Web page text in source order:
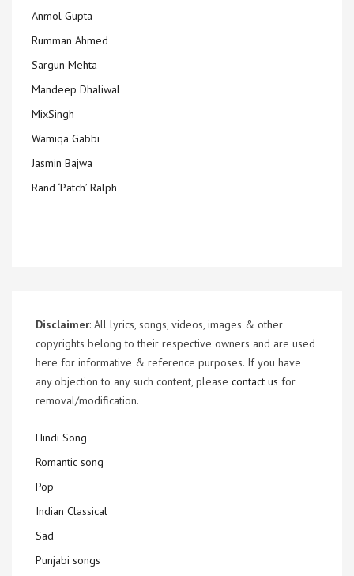
Anmol Gupta
Rumman Ahmed
Sargun Mehta
Mandeep Dhaliwal
MixSingh
Wamiqa Gabbi
Jasmin Bajwa
Rand ‘Patch’ Ralph
Disclaimer: All lyrics, songs, videos, images & other
copyrights belong to their respective owners and are used
here for informative & reference purposes. If you have
any objection to any such content, please contact us for
removal/modification.
Hindi Song
Romantic song
Pop
Indian Classical
Sad
Punjabi songs